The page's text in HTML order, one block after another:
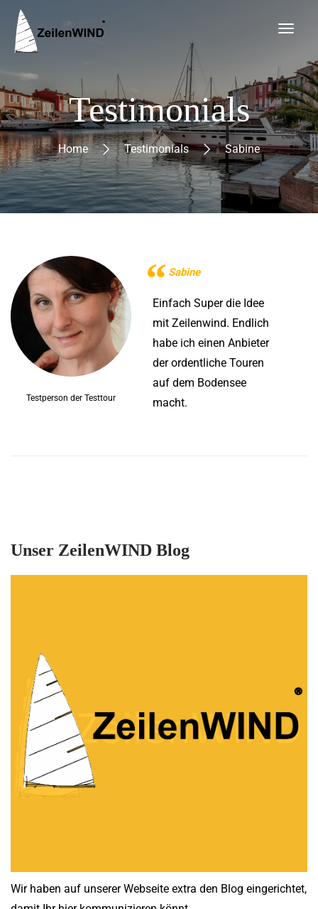
Testimonials
Home Testimonials Sabine
Testperson der Testtour
Sabine
Einfach Super die Idee
mit Zeilenwind. Endlich
habe ich einen Anbieter
der ordentliche Touren
auf dem Bodensee
macht.
Unser ZeilenWIND Blog
Wir haben auf unserer Webseite extra den Blog eingerichtet,